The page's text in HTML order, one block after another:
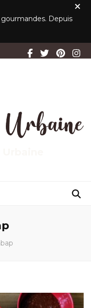
Depuis